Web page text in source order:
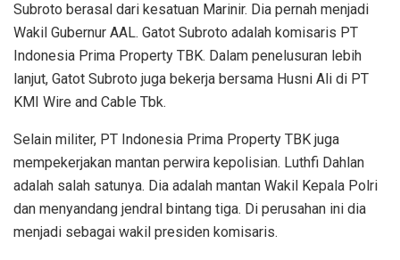
Subroto berasal dari kesatuan Marinir. Dia pernah menjadi
Wakil Gubernur AAL. Gatot Subroto adalah komisaris PT
Indonesia Prima Property TBK. Dalam penelusuran lebih
lanjut, Gatot Subroto juga bekerja bersama Husni Ali di PT
KMI Wire and Cable Tbk.
Selain militer, PT Indonesia Prima Property TBK juga
mempekerjakan mantan perwira kepolisian. Luthfi Dahlan
adalah salah satunya. Dia adalah mantan Wakil Kepala Polri
dan menyandang jendral bintang tiga. Di perusahan ini dia
menjadi sebagai wakil presiden komisaris.